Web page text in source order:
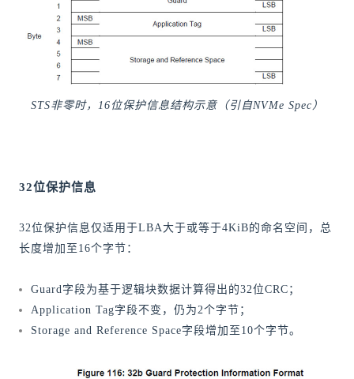
STS非零时，16位保护信息结构示意（引自NVMe Spec）
32位保护信息
32位保护信息仅适用于LBA大于或等于4KiB的命名空间，总
长度增加至16个字节：
Guard字段为基于逻辑块数据计算得出的32位CRC；
Application Tag字段不变，仍为2个字节；
Storage and Reference Space字段增加至10个字节。